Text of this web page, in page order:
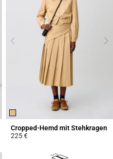
Cropped-Hemd mit Stehkragen
225 €